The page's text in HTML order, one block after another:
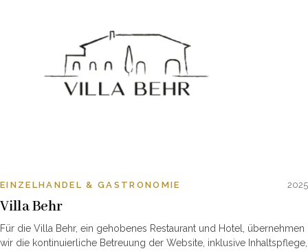
EINZELHANDEL & GASTRONOMIE 2025
Villa Behr
Für die Villa Behr, ein gehobenes Restaurant und Hotel, übernehmen
wir die kontinuierliche Betreuung der Website, inklusive Inhaltspflege,